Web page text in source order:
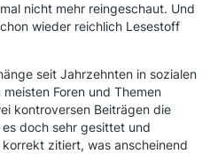
nicht mehr reingeschaut. Und
wieder reichlich Lesestoff
seit Jahrzehnten in sozialen
Foren und Themen
kontroversen Beiträgen die
doch sehr gesittet und
zitiert, was anscheinend